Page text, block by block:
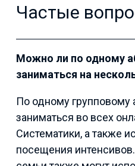
Частые
Можно ли по одному
заниматься на
По одному
заниматься во всех
Систематики, а также
посещения